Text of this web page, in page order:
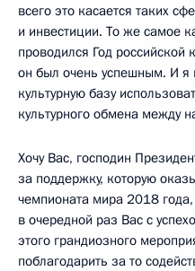
всего это касается таких
и инвестиции. То же самое
проводился Год
он был очень успешным. И
культурную базу
культурного обмена между
Хочу Вас, господин
за поддержку, которую
чемпионата мира 2018
в очередной раз Вас с
этого грандиозного
поблагодарить за то